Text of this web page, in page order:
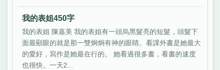
我的表姐450字
我的表姐 陳嘉美 我的表姐有一頭烏黑髮亮的短髮，頭髮下
面最顯眼的就是那一雙炯炯有神的眼睛。看課外書是她最大
的愛好，寫作是她最在行的。 她看過很多書，看書的速度
也很快。一天2...